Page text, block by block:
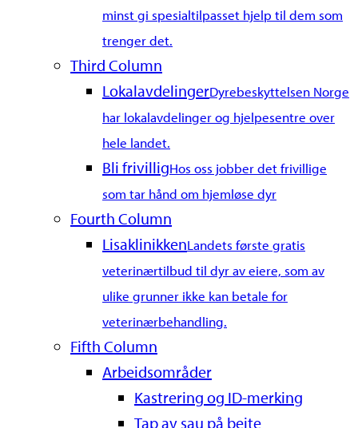
minst gi spesialtilpasset hjelp til dem som
trenger det.
Third Column
LokalavdelingerDyrebeskyttelsen Norge
har lokalavdelinger og hjelpesentre over
hele landet.
Bli frivilligHos oss jobber det frivillige
som tar hånd om hjemløse dyr
Fourth Column
LisaklinikkenLandets første gratis
veterinærtilbud til dyr av eiere, som av
ulike grunner ikke kan betale for
veterinærbehandling.
Fifth Column
Arbeidsområder
Kastrering og ID-merking
Tap av sau på beite